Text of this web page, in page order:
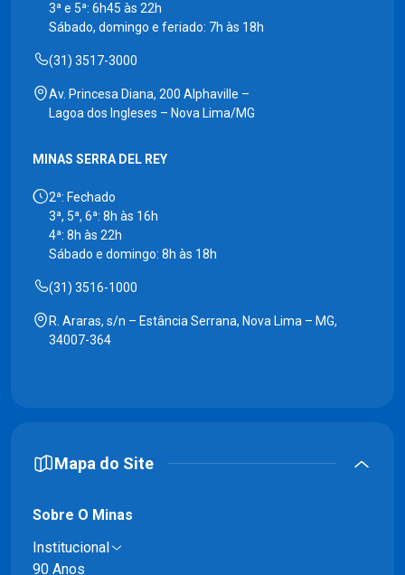
3ª e 5ª: 6h45 às 22h
Sábado, domingo e feriado: 7h às 18h
(31) 3517-3000
Av. Princesa Diana, 200 Alphaville –
Lagoa dos Ingleses – Nova Lima/MG
MINAS SERRA DEL REY
2ª: Fechado
3ª, 5ª, 6ª: 8h às 16h
4ª: 8h às 22h
Sábado e domingo: 8h às 18h
(31) 3516-1000
R. Araras, s/n – Estância Serrana, Nova Lima – MG,
34007-364
Mapa do Site
Sobre O Minas
Institucional
90 Anos